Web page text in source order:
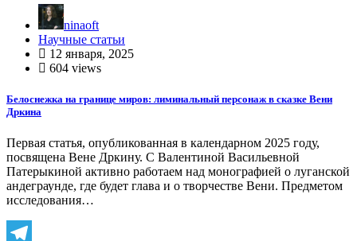
ninaoft
Научные статьи
12 января, 2025
604 views
Белоснежка на границе миров: лиминальный персонаж в сказке Вени
Дркина
Первая статья, опубликованная в календарном 2025 году,
посвящена Вене Дркину. С Валентиной Васильевной
Патерыкиной активно работаем над монографией о луганской
андеграунде, где будет глава и о творчестве Вени. Предметом
исследования…